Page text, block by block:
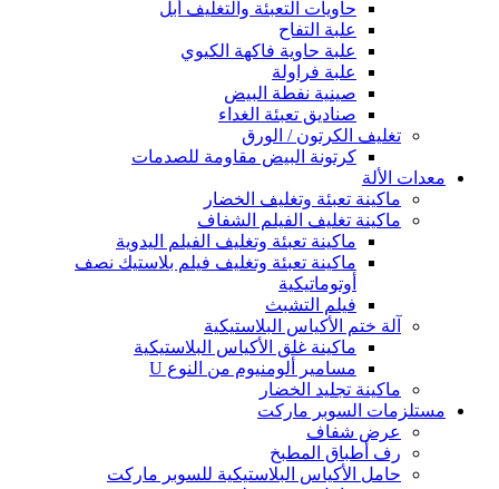
حاويات التعبئة والتغليف أبل
علبة التفاح
علبة حاوية فاكهة الكيوي
علبة فراولة
صينية نفطة البيض
صناديق تعبئة الغداء
تغليف الكرتون / الورق
كرتونة البيض مقاومة للصدمات
معدات الألة
ماكينة تعبئة وتغليف الخضار
ماكينة تغليف الفيلم الشفاف
ماكينة تعبئة وتغليف الفيلم اليدوية
ماكينة تعبئة وتغليف فيلم بلاستيك نصف
أوتوماتيكية
فيلم التشبث
آلة ختم الأكياس البلاستيكية
ماكينة غلق الأكياس البلاستيكية
مسامير ألومنيوم من النوع U
ماكينة تجليد الخضار
مستلزمات السوبر ماركت
عرض شفاف
رف أطباق المطبخ
حامل الأكياس البلاستيكية للسوبر ماركت